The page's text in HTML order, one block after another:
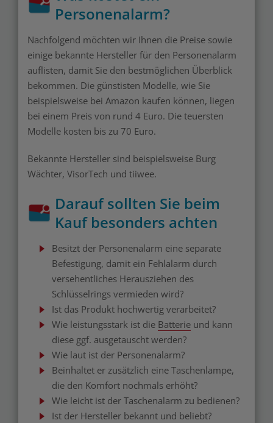
Personenalarm?
Nachfolgend möchten wir Ihnen die Preise sowie
einige bekannte Hersteller für den Personenalarm
auflisten, damit Sie den bestmöglichen Überblick
bekommen. Die günstisten Modelle, wie Sie
beispielsweise bei Amazon kaufen können, liegen
bei einem Preis von rund 4 Euro. Die teuersten
Modelle kosten bis zu 70 Euro.
Bekannte Hersteller sind beispielsweise Burg
Wächter, VisorTech und tiiwee.
Darauf sollten Sie beim
Kauf besonders achten
Besitzt der Personenalarm eine separate
Befestigung, damit ein Fehlalarm durch
versehentliches Herausziehen des
Schlüsselrings vermieden wird?
Ist das Produkt hochwertig verarbeitet?
Wie leistungsstark ist die Batterie und kann
diese ggf. ausgetauscht werden?
Wie laut ist der Personenalarm?
Beinhaltet er zusätzlich eine Taschenlampe,
die den Komfort nochmals erhöht?
Wie leicht ist der Taschenalarm zu bedienen?
Ist der Hersteller bekannt und beliebt?